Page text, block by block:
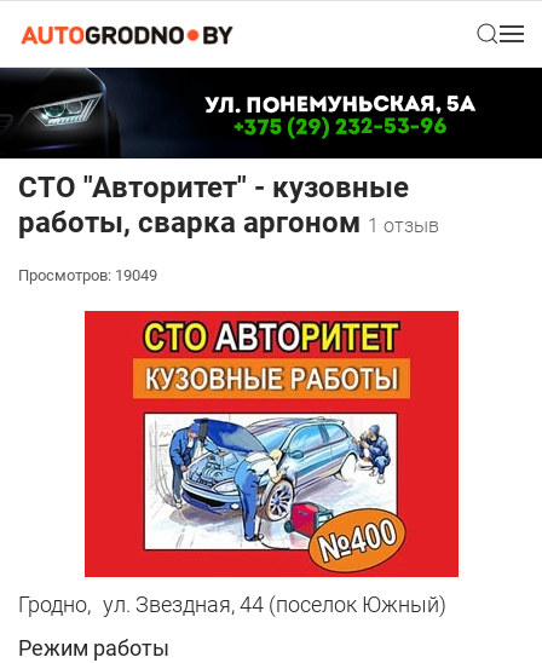
СТО "Авторитет" - кузовные
работы, сварка аргоном 1 отзыв
Просмотров: 19049
Гродно, ул. Звездная, 44 (поселок Южный)
Режим работы